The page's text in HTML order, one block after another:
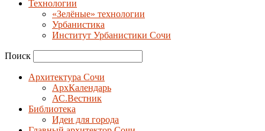
Технологии
«Зелёные» технологии
Урбанистика
Институт Урбанистики Сочи
Поиск
Архитектура Сочи
АрхКалендарь
АС.Вестник
Библиотека
Идеи для города